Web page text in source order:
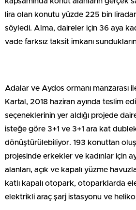
lira olan konutu yüzde 225 bin
söyledi. Alma, daireler için 36 aya
vade farksız taksit imkanı
Adalar ve Aydos ormanı manzarası
Kartal, 2018 haziran ayında teslim
seçeneklerinin yer aldığı projede
isteğe göre 3+1 ve 3+1 ara kat
dönüştürülebiliyor. 193 konuttan
projesinde erkekler ve kadınlar için
alanları, açık ve kapalı yüzme
katlı kapalı otopark, otoparklarda
elektrikli araç şarj istasyonu ve